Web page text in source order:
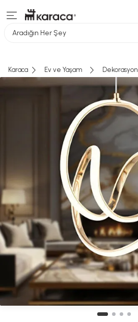
Aradığın Her Şey
Karaca Ev ve Yaşam Dekorasyon